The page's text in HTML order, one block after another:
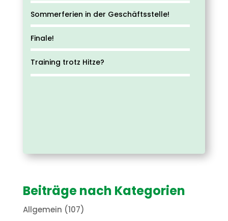
Sommerferien in der Geschäftsstelle!
Finale!
Training trotz Hitze?
Beiträge nach Kategorien
Allgemein (107)